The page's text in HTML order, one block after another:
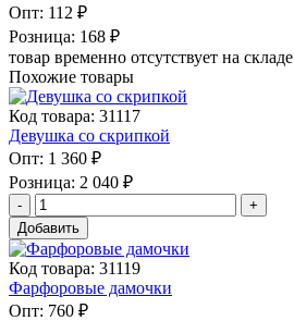
Опт: 112 ₽
Розница: 168 ₽
товар временно отсутствует на складе
Похожие товары
Код товара: 31117
Девушка со скрипкой
Опт: 1 360 ₽
Розница: 2 040 ₽
Добавить
Код товара: 31119
Фарфоровые дамочки
Опт: 760 ₽